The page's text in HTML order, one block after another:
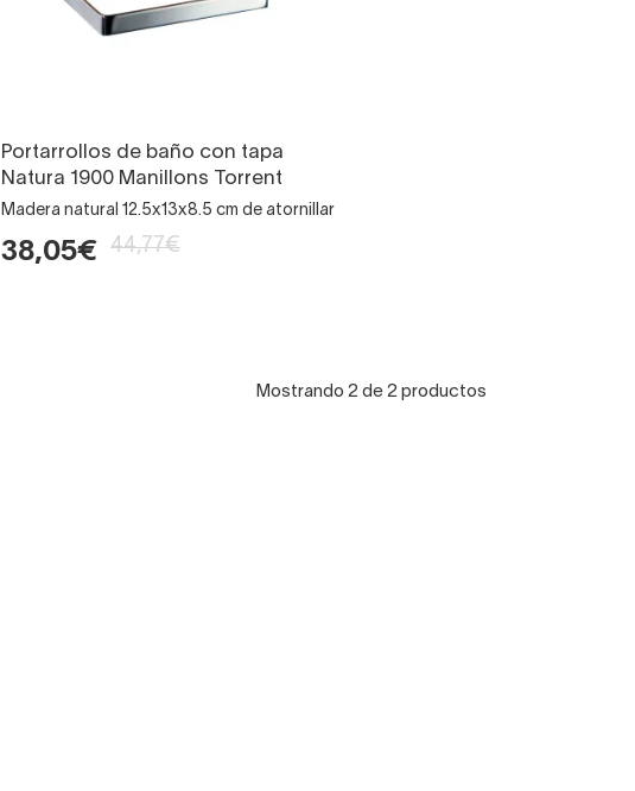
Portarrollos de baño con tapa
Natura 1900 Manillons Torrent
Madera natural 12.5x13x8.5 cm de atornillar
38,05€ 44,77€
Mostrando 2 de 2 productos